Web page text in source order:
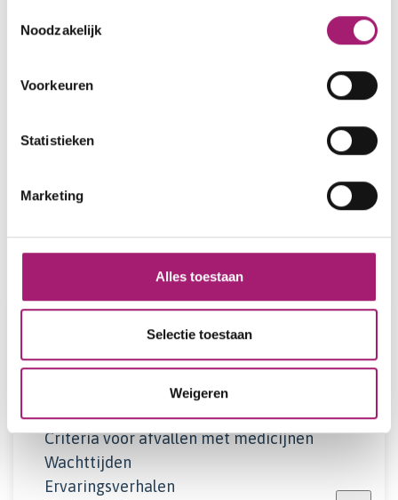
Noodzakelijk
Voorkeuren
Statistieken
Marketing
Alles toestaan
Selectie toestaan
Weigeren
Behandelingen
Maagverkleiningen
Afvallen met medicijnen
Werking medicijnen
Het traject
Criteria voor afvallen met medicijnen
Wachttijden
Ervaringsverhalen
dat je goed weet wat er gaat gebeuren. Volg
informatieavond van 1,5 uur. Je hoort die